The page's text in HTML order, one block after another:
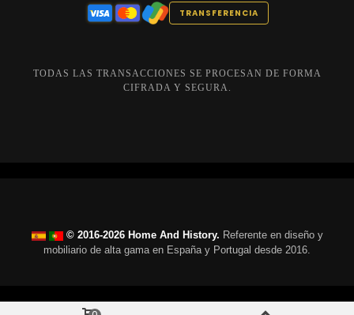
TRANSFERENCIA
TODAS LAS TRANSACCIONES SE PROCESAN DE FORMA
CIFRADA Y SEGURA.
© 2016-2026 Home And History. Referente en diseño y
mobiliario de alta gama en España y Portugal desde 2016.